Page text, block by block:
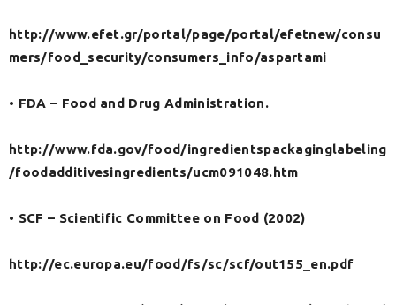
http://www.efet.gr/portal/page/portal/efetnew/consu
mers/food_security/consumers_info/aspartami
• FDA – Food and Drug Administration.
http://www.fda.gov/food/ingredientspackaginglabeling
/foodadditivesingredients/ucm091048.htm
• SCF – Scientific Committee on Food (2002)
http://ec.europa.eu/food/fs/sc/scf/out155_en.pdf